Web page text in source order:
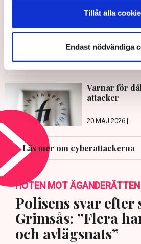
Tillåt alla
Endast nödvändiga
inför
Varnar för
attacker
20 MAJ 2026 |
Läs mer om cyberattackerna
HOTEN MOT ÄGANDERÄTTEN
Polisens svar efter
Grimsås: ”Flera
och avlägsnats”